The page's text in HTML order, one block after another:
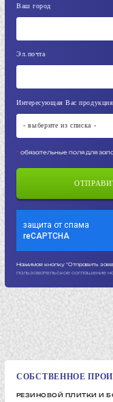
Ваш город
Эл.почта
Интересующая Вас продукция
- выберите из списка -
* обязательные поля для
Нажимая кнопку “Отправить
пользовательское соглашение
СОБСТВЕННОЕ
РЕЗИНОВОЙ ПЛИТКИ И